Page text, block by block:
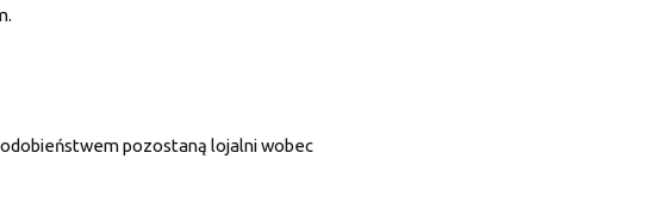
pozostaną lojalni wobec